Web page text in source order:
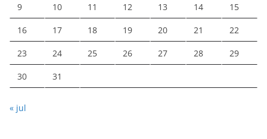
9 10 11 12 13 14 15
16 17 18 19 20 21 22
23 24 25 26 27 28 29
30 31
« jul